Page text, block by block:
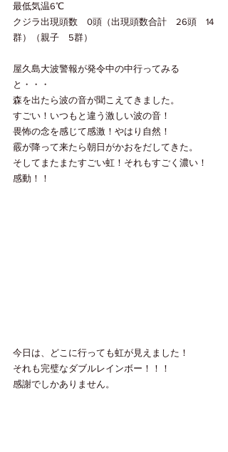
最低気温6℃
クジラ出現頭数　0頭（出現頭数合計　26頭　14
群）（親子　5群）
屋久島大波警報が発令中の中行ってみる
と・・・
森を出たら波の音が聞こえてきました。
すごい！いつもと違う激しい波の音！
畏怖の念を感じて感激！やはり自然！
霰が降って来たら朝日がかおをだしてきた。
そしてまたまたすごい虹！それもすごく濃い！
感動！！
今日は、どこに行っても虹が見えました！
それも完璧なダブルレインボー！！！
感謝でしかありません。